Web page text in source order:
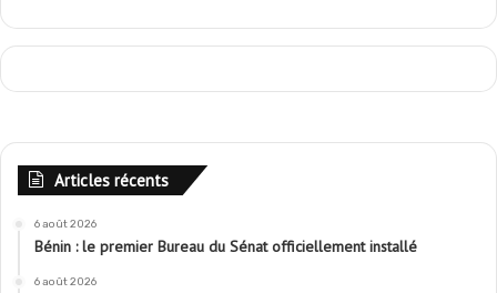
Articles récents
6 août 2026
Bénin : le premier Bureau du Sénat officiellement installé
6 août 2026